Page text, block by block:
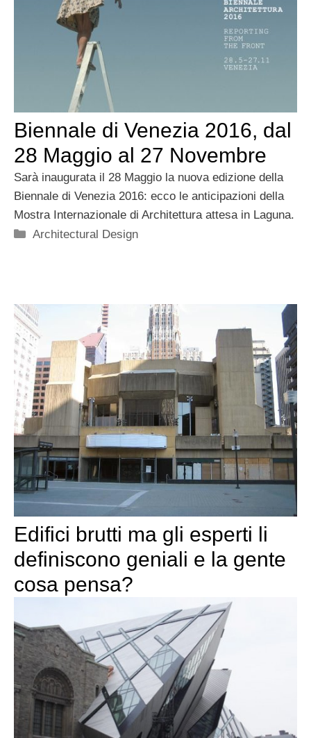
Biennale di Venezia 2016, dal
28 Maggio al 27 Novembre
Sarà inaugurata il 28 Maggio la nuova edizione della
Biennale di Venezia 2016: ecco le anticipazioni della
Mostra Internazionale di Architettura attesa in Laguna.
Categorie
Architectural Design
Edifici brutti ma gli esperti li
definiscono geniali e la gente
cosa pensa?